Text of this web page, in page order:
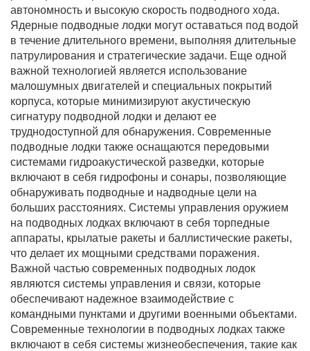
автономность и высокую скорость подводного хода.
Ядерные подводные лодки могут оставаться под водой
в течение длительного времени, выполняя длительные
патрулирования и стратегические задачи. Еще одной
важной технологией является использование
малошумных двигателей и специальных покрытий
корпуса, которые минимизируют акустическую
сигнатуру подводной лодки и делают ее
труднодоступной для обнаружения. Современные
подводные лодки также оснащаются передовыми
системами гидроакустической разведки, которые
включают в себя гидрофоны и сонары, позволяющие
обнаруживать подводные и надводные цели на
больших расстояниях. Системы управления оружием
на подводных лодках включают в себя торпедные
аппараты, крылатые ракеты и баллистические ракеты,
что делает их мощными средствами поражения.
Важной частью современных подводных лодок
являются системы управления и связи, которые
обеспечивают надежное взаимодействие с
командными пунктами и другими военными объектами.
Современные технологии в подводных лодках также
включают в себя системы жизнеобеспечения, такие как